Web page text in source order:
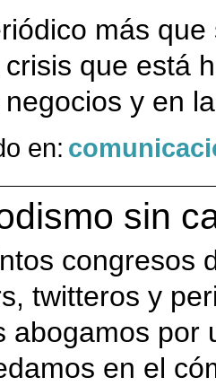
más
que está
negocios y en
en:
sin
congresos
twitteros y
abogamos por
en el